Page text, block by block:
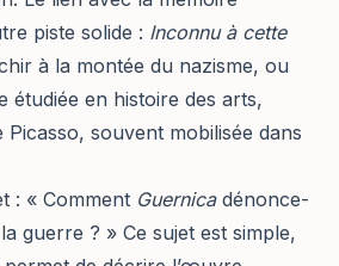
piste solide : Inconnu à cette
à la montée du nazisme, ou
en histoire des arts,
Picasso, souvent mobilisée dans
: « Comment Guernicadénonce-
guerre ? » Ce sujet est simple,